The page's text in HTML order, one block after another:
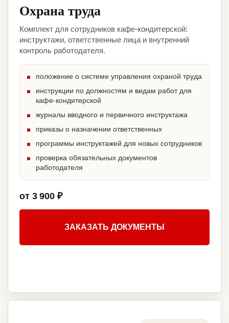
Охрана труда
Комплект для сотрудников кафе-кондитерской:
инструктажи, ответственные лица и внутренний
контроль работодателя.
положение о системе управления охраной труда
инструкции по должностям и видам работ для
кафе-кондитерской
журналы вводного и первичного инструктажа
приказы о назначении ответственных
программы инструктажей для новых сотрудников
проверка обязательных документов
работодателя
от 3 900 ₽
ЗАКАЗАТЬ ДОКУМЕНТЫ